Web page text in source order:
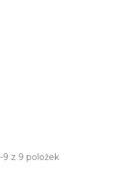
-9 z 9 položek